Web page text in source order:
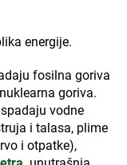
energije.
fosilna goriva
goriva.
vodne
i talasa, plime
i otpatke),